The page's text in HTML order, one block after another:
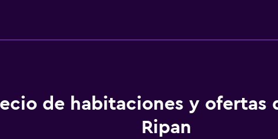
de habitaciones y ofertas
Ripan